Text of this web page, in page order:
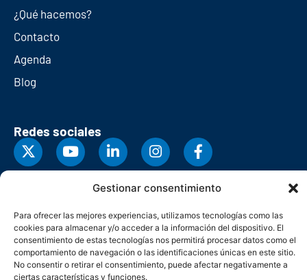
Gestionar consentimiento
Para ofrecer las mejores experiencias, utilizamos tecnologías como las
cookies para almacenar y/o acceder a la información del dispositivo. El
consentimiento de estas tecnologías nos permitirá procesar datos como el
comportamiento de navegación o las identificaciones únicas en este sitio.
No consentir o retirar el consentimiento, puede afectar negativamente a
ciertas características y funciones.
¿Qué hacemos?
Contacto
Agenda
Blog
Redes sociales